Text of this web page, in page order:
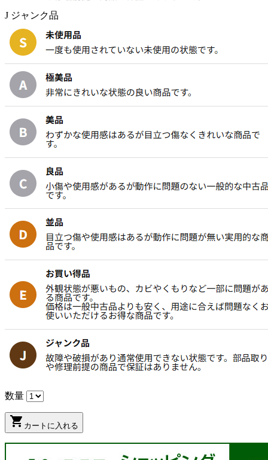
J ジャンク品
数量
shopping_cart カートに入れる